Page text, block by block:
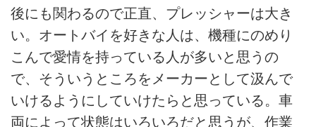
後にも関わるので正直、プレッシャーは大き
い。オートバイを好きな人は、機種にのめり
こんで愛情を持っている人が多いと思うの
で、そういうところをメーカーとして汲んで
いけるようにしていけたらと思っている。車
両によって状態はいろいろだと思うが、作業